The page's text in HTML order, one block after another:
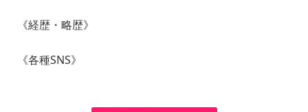
《経歴・略歴》
《各種SNS》